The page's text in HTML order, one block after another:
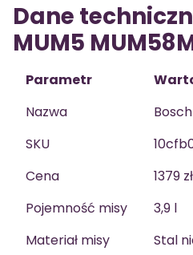
Dane
MUM5
Parametr
Nazwa
SKU
Cena
1379 zł
Pojemność misy
3,9 l
Materiał misy
Stal